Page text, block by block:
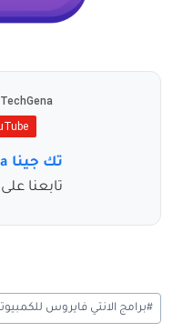
تك جينا TechGena
تابعنا
وسوم
المقال:
#برامج الانتي فايروس